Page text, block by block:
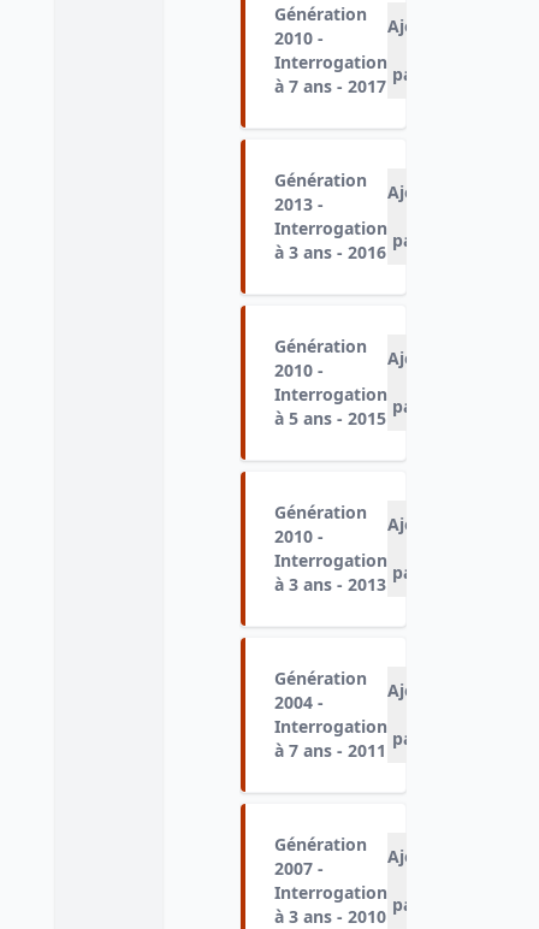
Génération
2010 -
Interrogation
à 7 ans - 2017
Ajouter
panier
Génération
2013 -
Interrogation
à 3 ans - 2016
Ajouter
panier
Génération
2010 -
Interrogation
à 5 ans - 2015
Ajouter
panier
Génération
2010 -
Interrogation
à 3 ans - 2013
Ajouter
panier
Génération
2004 -
Interrogation
à 7 ans - 2011
Ajouter
panier
Génération
2007 -
Interrogation
à 3 ans - 2010
Ajouter
panier